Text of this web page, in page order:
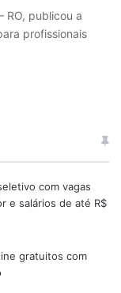
RO, publicou a
profissionais
com vagas
e salários de até R$
gratuitos com